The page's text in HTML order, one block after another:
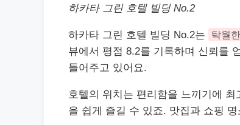
하카타 그린 호텔 빌딩 No.2
하카타 그린 호텔 빌딩 No.2는 탁월
뷰에서 평점 8.2를 기록하며 신뢰를
들어주고 있어요.
호텔의 위치는 편리함을 느끼기에
을 쉽게 즐길 수 있죠. 맛집과 쇼핑